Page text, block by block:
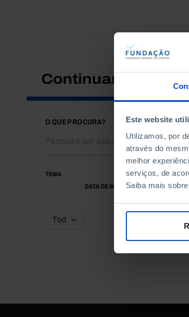
Este website
Utilizamos, por
através do
melhor
serviços, de
Saiba mais
Continuar a
O QUE PROCURA?
TEMA
DATA DE INÍCIO